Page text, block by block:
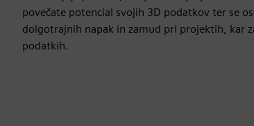
povečate potencial svojih 3D podatkov ter se
dolgotrajnih napak in zamud pri projektih, kar
podatkih.